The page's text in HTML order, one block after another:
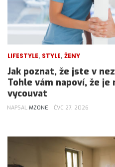
LIFESTYLE, STYLE, ŽENY
Jak poznat, že jste v
Tohle vám napoví, že je
vycouvat
NAPSAL MZONE ČVC 27, 2026